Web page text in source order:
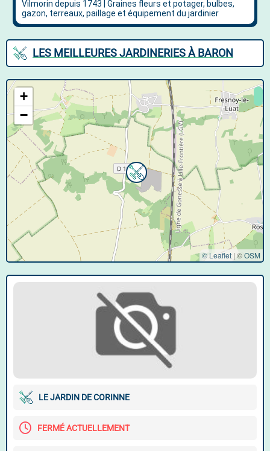
LES MEILLEURES JARDINERIES À BARON
+
−
© Leaflet | ©OSM
LE JARDIN DE CORINNE
FERMÉ ACTUELLEMENT